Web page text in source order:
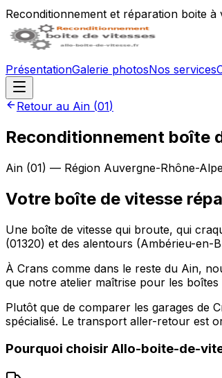
Reconditionnement et réparation boite à
PrésentationGalerie photosNos services
Retour au Ain (01)
Reconditionnement boîte
Ain (01) — Région Auvergne-Rhône-
Votre boîte de vitesse
Une boîte de vitesse qui broute, qui
(01320) et des alentours (Ambérieu-
À Crans comme dans le reste du Ain,
que notre atelier maîtrise pour les
Plutôt que de comparer les garages de
spécialisé. Le transport aller-retour est
Pourquoi choisir Allo-boite-de-